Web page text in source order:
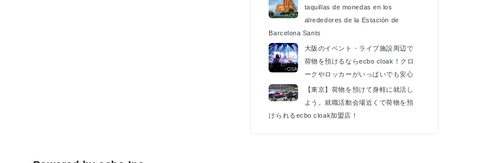
taquillas de monedas en los
alrededores de la Estación de
Barcelona Sants
大阪のイベント・ライブ施設周辺で
荷物を預けるならecbo cloak！クロ
ークやロッカーがいっぱいでも安心
【東京】荷物を預けて身軽に就活し
よう。就職活動会場近くで荷物を預
けられるecbo cloak加盟店！